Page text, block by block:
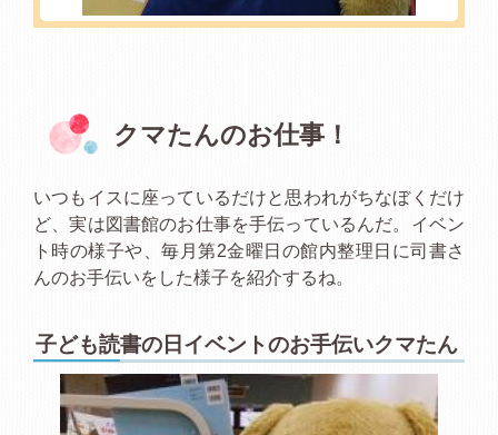
クマたんのお仕事！
いつもイスに座っているだけと思われがちなぼくだけ
ど、実は図書館のお仕事を手伝っているんだ。イベン
ト時の様子や、毎月第2金曜日の館内整理日に司書さ
んのお手伝いをした様子を紹介するね。
子ども読書の日イベントのお手伝いクマたん